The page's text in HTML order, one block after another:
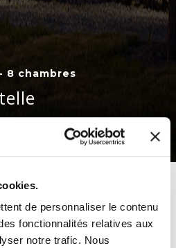
de personnaliser le contenu
fonctionnalités relatives aux
notre trafic. Nous
8 chambres
vacances et
Ardenne